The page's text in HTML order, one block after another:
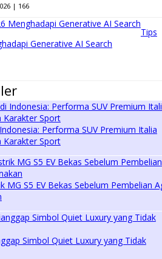
| 166
Tips
Generative AI Search
Performa SUV Premium Italia
Karakter Sport
MG S5 EV Bekas Sebelum Pembelian
Simbol Quiet Luxury yang Tidak